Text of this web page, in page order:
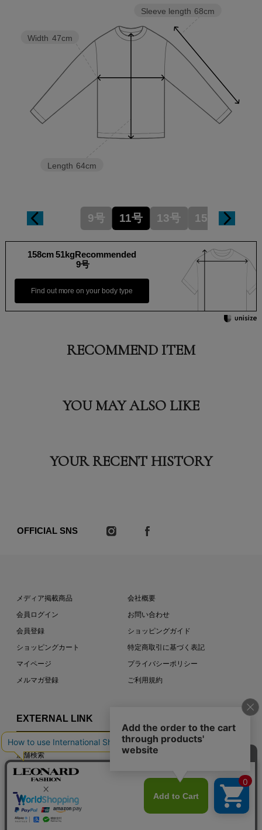
Sleeve length 68cm
Length 64cm
Width 47cm
9号 11号 13号 15号
158cm 51kgRecommended
9号
Find out more on your body type
RECOMMEND ITEM
YOU MAY ALSO LIKE
YOUR RECENT HISTORY
OFFICIAL SNS
メディア掲載商品
会員ログイン
会員登録
ショッピングカート
マイページ
メルマガ登録
会社概要
お問い合わせ
ショッピングガイド
特定商取引に基づく表記
プライバシーポリシー
ご利用規約
EXTERNAL LINK
店舗検索
LEONARD PARIS OFFICIAL SITE
COPYRIGHT © LEONARD PARIS. ALL RIGHTS RESERVED.